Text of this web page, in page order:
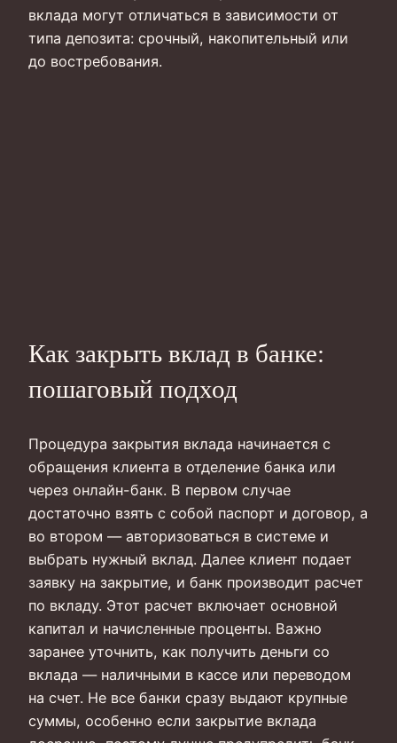
вклада могут отличаться в зависимости от
типа депозита: срочный, накопительный или
до востребования.
Как закрыть вклад в банке:
пошаговый подход
Процедура закрытия вклада начинается с
обращения клиента в отделение банка или
через онлайн-банк. В первом случае
достаточно взять с собой паспорт и договор, а
во втором — авторизоваться в системе и
выбрать нужный вклад. Далее клиент подает
заявку на закрытие, и банк производит расчет
по вкладу. Этот расчет включает основной
капитал и начисленные проценты. Важно
заранее уточнить, как получить деньги со
вклада — наличными в кассе или переводом
на счет. Не все банки сразу выдают крупные
суммы, особенно если закрытие вклада